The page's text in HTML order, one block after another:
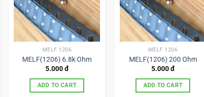
MELF 1206
MELF(1206) 6.8k Ohm
5.000đ
ADD TO CART
MELF 1206
MELF(1206) 200 Ohm
5.000đ
ADD TO CART